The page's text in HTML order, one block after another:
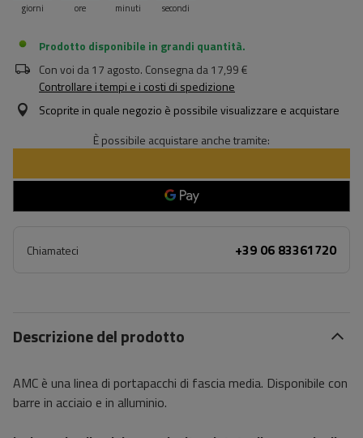
giorni ore minuti secondi
Prodotto disponibile in grandi quantità
Con voi da17 agosto. Consegna da17,99 €
Controllare i tempi e i costi di spedizione
Scoprite in quale negozio è possibile visualizzare e acquistare
È possibile acquistare anche tramite:
Chiamateci +39 06 83361720
Descrizione del prodotto
AMC è una linea di portapacchi di fascia media. Disponibile con
barre in acciaio e in alluminio.